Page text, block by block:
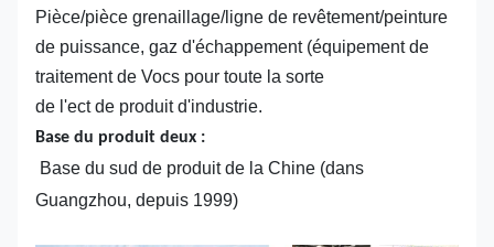
Pièce/pièce grenaillage/ligne de revêtement/peinture
de puissance, gaz d'échappement (équipement de
traitement de Vocs pour toute la sorte
de l'ect de produit d'industrie.
Base du produit deux :
Base du sud de produit de la Chine (dans
Guangzhou, depuis 1999)